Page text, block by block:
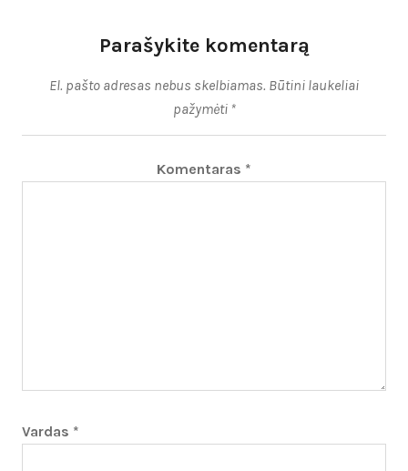
Parašykite komentarą
El. pašto adresas nebus skelbiamas. Būtini laukeliai
pažymėti *
Komentaras *
Vardas *